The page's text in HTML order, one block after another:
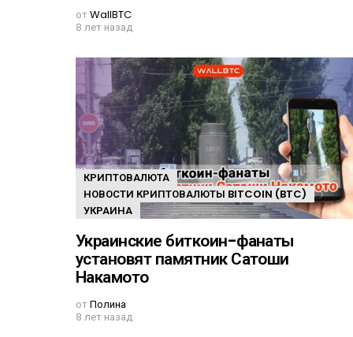
отWallBTC
8 лет назад
КРИПТОВАЛЮТА
НОВОСТИ КРИПТОВАЛЮТЫ BITCOIN (BTC)
УКРАИНА
Украинские биткоин-фанаты
установят памятник Сатоши
Накамото
отПолина
8 лет назад